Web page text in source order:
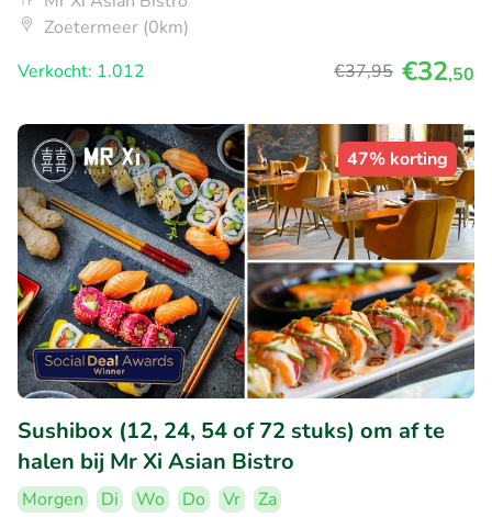
Zoetermeer (0km)
Verkocht: 1.012
€37,95 €32,50
47% korting
Sushibox (12, 24, 54 of 72 stuks) om af te
halen bij Mr Xi Asian Bistro
Morgen Di Wo Do Vr Za